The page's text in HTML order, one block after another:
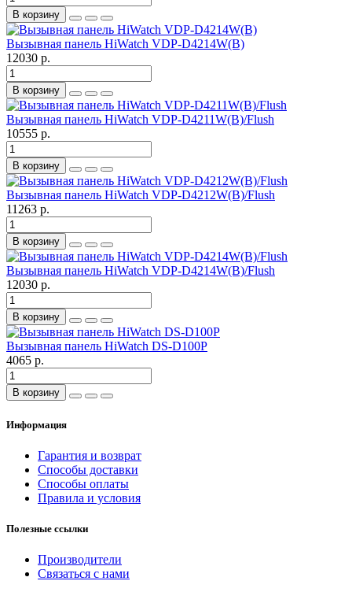
В корзину
Вызывная панель HiWatch VDP-D4214W(B)
12030 р.
В корзину
Вызывная панель HiWatch VDP-D4211W(B)/Flush
10555 р.
В корзину
Вызывная панель HiWatch VDP-D4212W(B)/Flush
11263 р.
В корзину
Вызывная панель HiWatch VDP-D4214W(B)/Flush
12030 р.
В корзину
Вызывная панель HiWatch DS-D100P
4065 р.
В корзину
Информация
Гарантия и возврат
Способы доставки
Способы оплаты
Правила и условия
Полезные ссылки
Производители
Связаться с нами